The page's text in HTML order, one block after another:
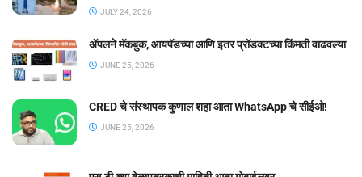
JULY 24, 2026
ॲपलने मॅकबुक, आयपॅडच्या आणि इतर प्रॉडक्टच्या किंमती वाढवल्या
JUNE 25, 2026
CRED चे संस्थापक कुणाल शहा आता WhatsApp चे सीईओ!
JUNE 25, 2026